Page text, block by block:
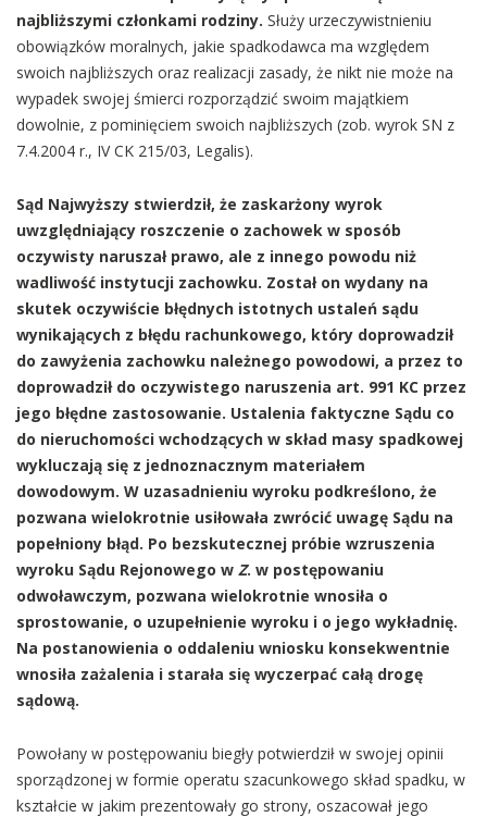
najbliższymi członkami rodziny. Służy urzeczywistnieniu
obowiązków moralnych, jakie spadkodawca ma względem
swoich najbliższych oraz realizacji zasady, że nikt nie może na
wypadek swojej śmierci rozporządzić swoim majątkiem
dowolnie, z pominięciem swoich najbliższych (zob. wyrok SN z
7.4.2004 r., IV CK 215/03, Legalis).
Sąd Najwyższy stwierdził, że zaskarżony wyrok
uwzględniający roszczenie o zachowek w sposób
oczywisty naruszał prawo, ale z innego powodu niż
wadliwość instytucji zachowku. Został on wydany na
skutek oczywiście błędnych istotnych ustaleń sądu
wynikających z błędu rachunkowego, który doprowadził
do zawyżenia zachowku należnego powodowi, a przez to
doprowadził do oczywistego naruszenia art. 991 KC przez
jego błędne zastosowanie. Ustalenia faktyczne Sądu co
do nieruchomości wchodzących w skład masy spadkowej
wykluczają się z jednoznacznym materiałem
dowodowym. W uzasadnieniu wyroku podkreślono, że
pozwana wielokrotnie usiłowała zwrócić uwagę Sądu na
popełniony błąd. Po bezskutecznej próbie wzruszenia
wyroku Sądu Rejonowego w Z. w postępowaniu
odwoławczym, pozwana wielokrotnie wnosiła o
sprostowanie, o uzupełnienie wyroku i o jego wykładnię.
Na postanowienia o oddaleniu wniosku konsekwentnie
wnosiła zażalenia i starała się wyczerpać całą drogę
sądową.
Powołany w postępowaniu biegły potwierdził w swojej opinii
sporządzonej w formie operatu szacunkowego skład spadku, w
kształcie w jakim prezentowały go strony, oszacował jego